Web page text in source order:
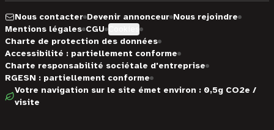
Nous contacter Devenir annonceur Nous rejoindre
Mentions légales CGU
Charte de protection des données
Accessibilité : partiellement conforme
Charte responsabilité sociétale d'entreprise
RGESN : partiellement conforme
Votre navigation sur le site émet environ : 0,5g CO2e /
visite